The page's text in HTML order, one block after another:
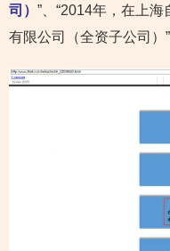
司） ”、“2014年，在上
有限公司（全资子公司）”